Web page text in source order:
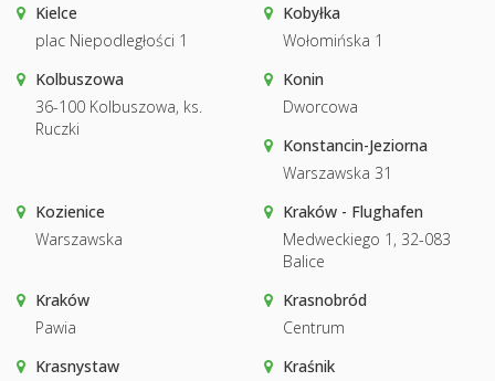
Kielce
plac Niepodległości 1
Kobyłka
Wołomińska 1
Kolbuszowa
36-100 Kolbuszowa, ks.
Ruczki
Konin
Dworcowa
Konstancin-Jeziorna
Warszawska 31
Kozienice
Warszawska
Kraków - Flughafen
Medweckiego 1, 32-083
Balice
Kraków
Pawia
Krasnobród
Centrum
Krasnystaw
Kraśnik